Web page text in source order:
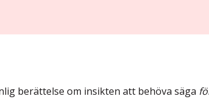
berättelse om insikten att behöva säga